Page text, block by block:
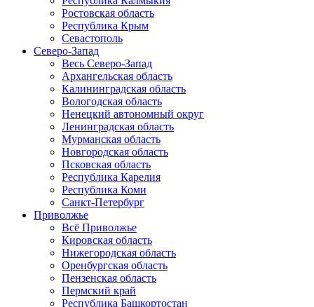
Ростовская область
Республика Крым
Севастополь
Северо-Запад
Весь Северо-Запад
Архангельская область
Калининградская область
Вологодская область
Ненецкий автономный округ
Ленинградская область
Мурманская область
Новгородская область
Псковская область
Республика Карелия
Республика Коми
Санкт-Петербург
Приволжье
Всё Приволжье
Кировская область
Нижегородская область
Оренбургская область
Пензенская область
Пермский край
Республика Башкортостан